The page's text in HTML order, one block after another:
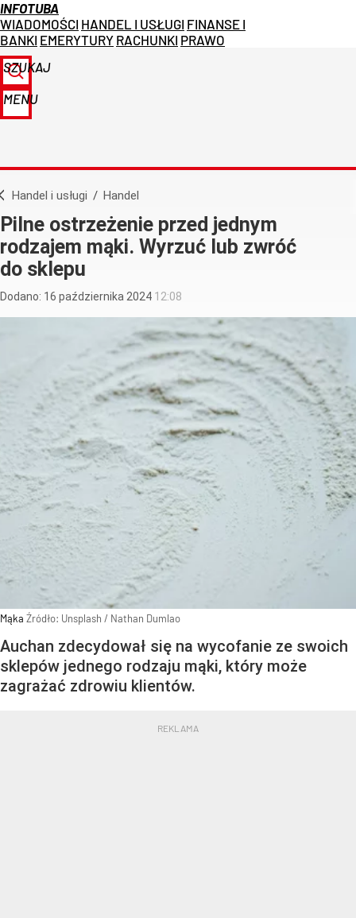
INFOTUBA
WIADOMOŚCI HANDEL I USŁUGI FINANSE I
BANKI EMERYTURY RACHUNKI PRAWO
SZUKAJ
MENU
Handel i usługi / Handel
Pilne ostrzeżenie przed jednym
rodzajem mąki. Wyrzuć lub zwróć
do sklepu
Dodano: 16 października 2024 12:08
Mąka Źródło: Unsplash / Nathan Dumlao
Auchan zdecydował się na wycofanie ze swoich
sklepów jednego rodzaju mąki, który może
zagrażać zdrowiu klientów.